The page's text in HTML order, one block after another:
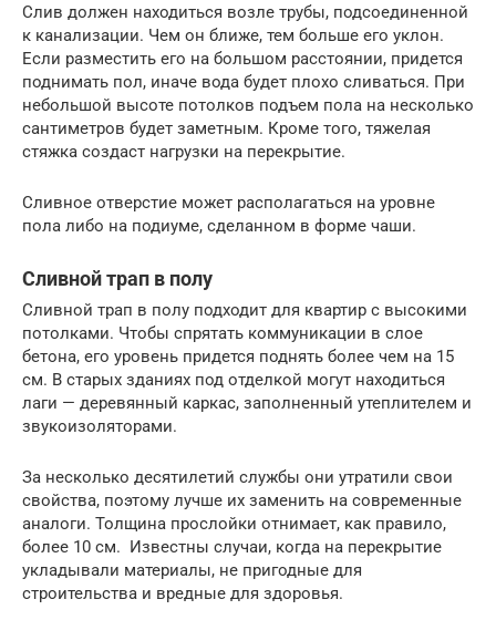
Слив должен находиться возле трубы, подсоединенной
к канализации. Чем он ближе, тем больше его уклон.
Если разместить его на большом расстоянии, придется
поднимать пол, иначе вода будет плохо сливаться. При
небольшой высоте потолков подъем пола на несколько
сантиметров будет заметным. Кроме того, тяжелая
стяжка создаст нагрузки на перекрытие.
Сливное отверстие может располагаться на уровне
пола либо на подиуме, сделанном в форме чаши.
Сливной трап в полу
Сливной трап в полу подходит для квартир с высокими
потолками. Чтобы спрятать коммуникации в слое
бетона, его уровень придется поднять более чем на 15
см. В старых зданиях под отделкой могут находиться
лаги — деревянный каркас, заполненный утеплителем и
звукоизоляторами.
За несколько десятилетий службы они утратили свои
свойства, поэтому лучше их заменить на современные
аналоги. Толщина прослойки отнимает, как правило,
более 10 см. Известны случаи, когда на перекрытие
укладывали материалы, не пригодные для
строительства и вредные для здоровья.